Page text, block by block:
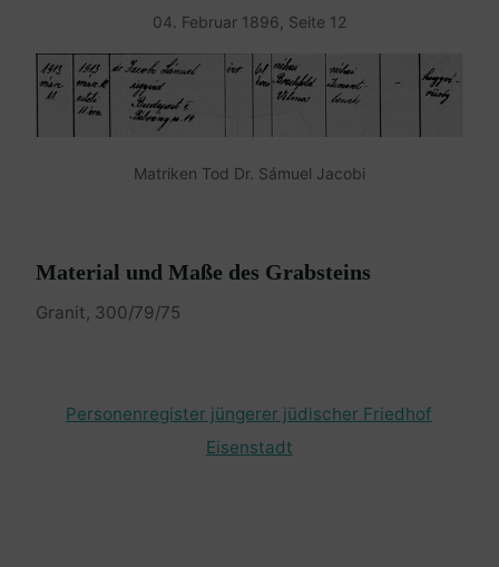
04. Februar 1896, Seite 12
Matriken Tod Dr. Sámuel Jacobi
Material und Maße des Grabsteins
Granit, 300/79/75
Personenregister jüngerer jüdischer Friedhof
Eisenstadt